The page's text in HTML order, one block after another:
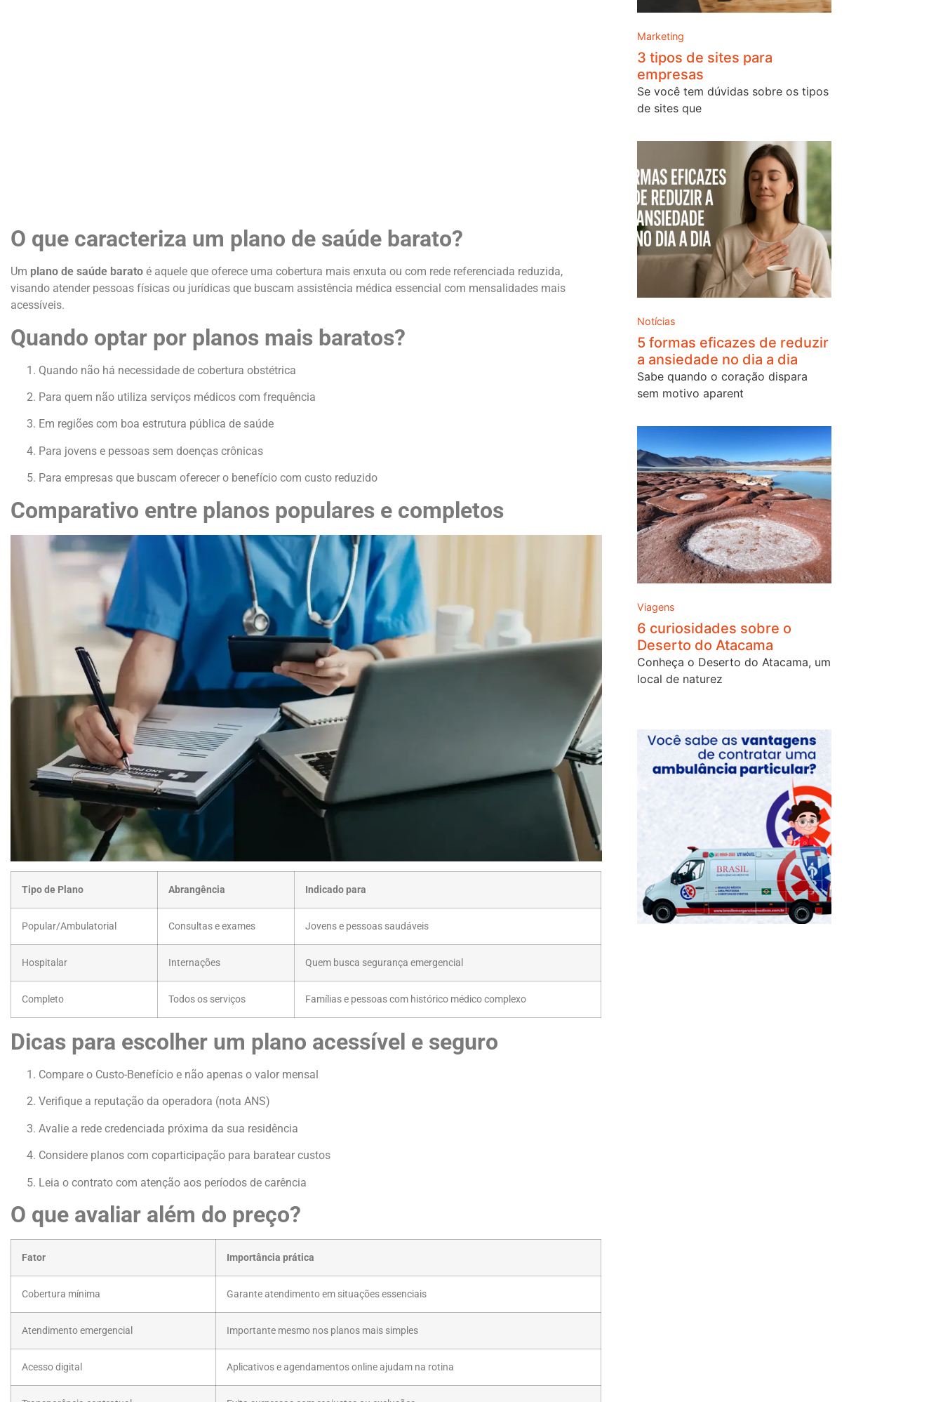
O que caracteriza um plano de saúde barato?
Um plano de saúde barato é aquele que oferece uma cobertura mais enxuta ou com rede referenciada reduzida,
visando atender pessoas físicas ou jurídicas que buscam assistência médica essencial com mensalidades mais
acessíveis.
Quando optar por planos mais baratos?
Quando não há necessidade de cobertura obstétrica
Para quem não utiliza serviços médicos com frequência
Em regiões com boa estrutura pública de saúde
Para jovens e pessoas sem doenças crônicas
Para empresas que buscam oferecer o benefício com custo reduzido
Comparativo entre planos populares e completos
Tipo de Plano Abrangência Indicado para
Popular/Ambulatorial Consultas e exames Jovens e pessoas saudáveis
Hospitalar Internações Quem busca segurança emergencial
Completo Todos os serviços Famílias e pessoas com histórico médico complexo
Dicas para escolher um plano acessível e seguro
Compare o Custo-Benefício e não apenas o valor mensal
Verifique a reputação da operadora (nota ANS)
Avalie a rede credenciada próxima da sua residência
Considere planos com coparticipação para baratear custos
Leia o contrato com atenção aos períodos de carência
O que avaliar além do preço?
Fator Importância prática
Cobertura mínima Garante atendimento em situações essenciais
Atendimento emergencial Importante mesmo nos planos mais simples
Acesso digital Aplicativos e agendamentos online ajudam na rotina
Marketing
3 tipos de sites para
empresas
Se você tem dúvidas sobre os tipos
de sites que
Notícias
5 formas eficazes de reduzir
a ansiedade no dia a dia
Sabe quando o coração dispara
sem motivo aparent
Viagens
6 curiosidades sobre o
Deserto do Atacama
Conheça o Deserto do Atacama, um
local de naturez